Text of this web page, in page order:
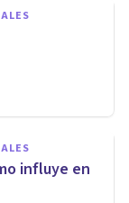
influye en